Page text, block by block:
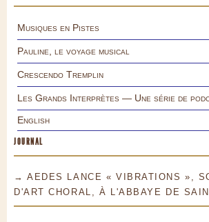
Musiques en Pistes
Pauline, le voyage musical
Crescendo Tremplin
Les Grands Interprètes — Une série de
English
JOURNAL
→ AEDES LANCE « VIBRATIONS »,
D'ART CHORAL, À L'ABBAYE DE